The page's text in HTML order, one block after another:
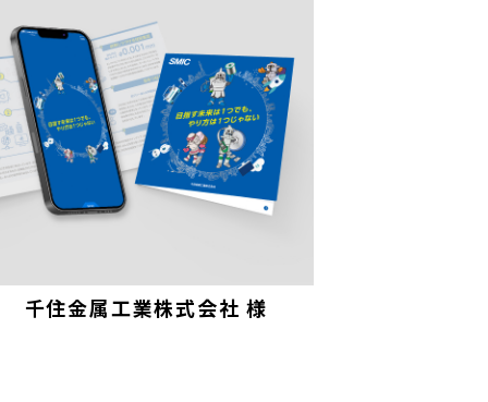
サービス
事業領域
千住金属工業株式会社 様